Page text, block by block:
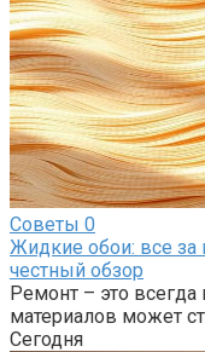
Советы 0
Жидкие обои: все за
честный обзор
Ремонт – это
материалов может
Сегодня